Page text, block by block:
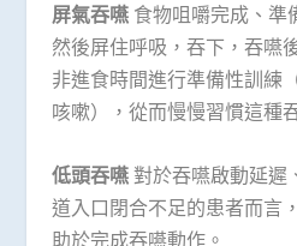
屏氣吞嚥食物咀嚼完成、準
然後屏住呼吸，吞下，吞嚥
非進食時間進行準備性訓練
咳嗽），從而慢慢習慣這種
低頭吞嚥對於吞嚥啟動延遲
道入口閉合不足的患者而言
助於完成吞嚥動作。